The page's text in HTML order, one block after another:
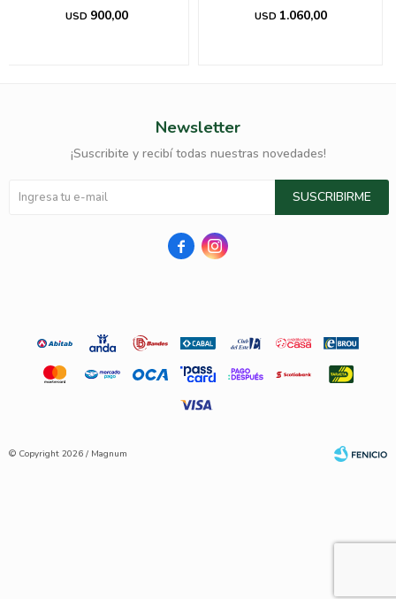
USD 900,00 USD 1.060,00
Newsletter
¡Suscribite y recibí todas nuestras novedades!
SUSCRIBIRME
 
© Copyright 2026 / Magnum